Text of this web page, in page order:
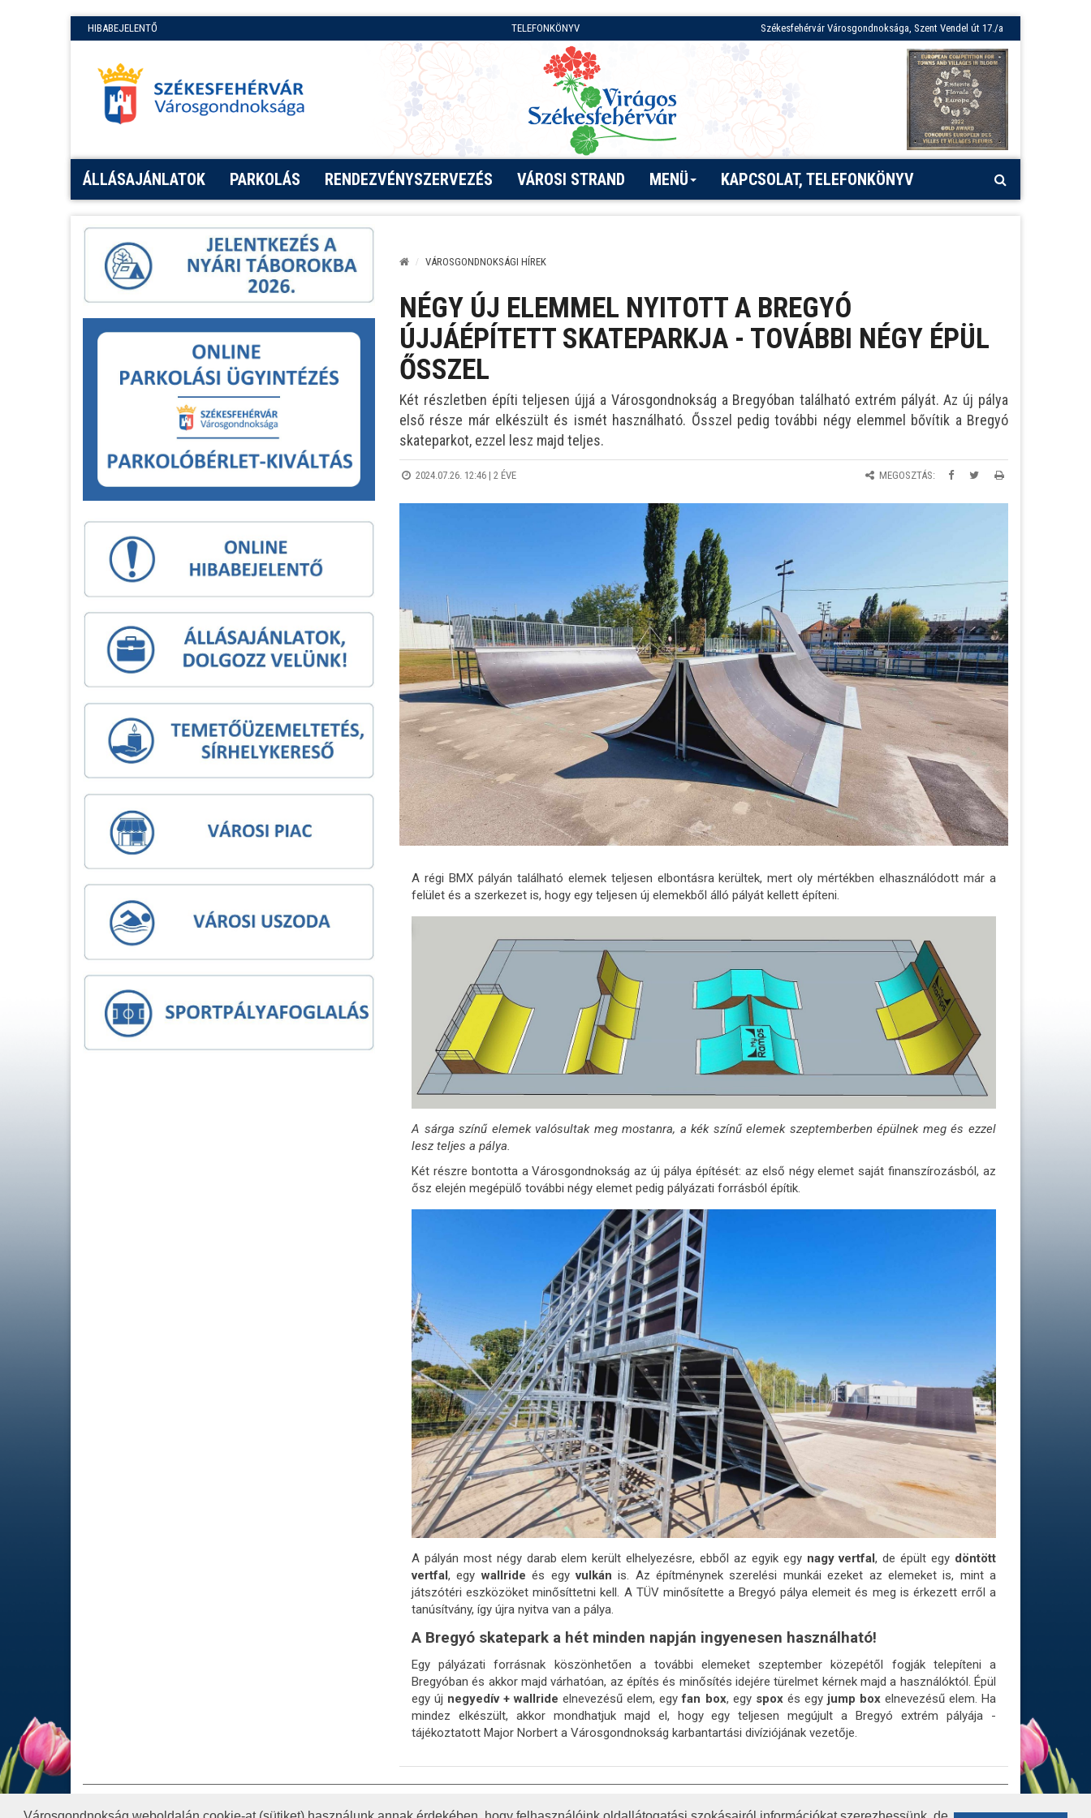
HIBABEJELENTŐ TELEFONKÖNYV Székesfehérvár Városgondnoksága, Szent Vendel út 17./a
ÁLLÁSAJÁNLATOK PARKOLÁS RENDEZVÉNYSZERVEZÉS VÁROSI STRAND MENÜ KAPCSOLAT, TELEFONKÖNYV
VÁROSGONDNOKSÁGI HÍREK
NÉGY ÚJ ELEMMEL NYITOTT A BREGYÓ
ÚJJÁÉPÍTETT SKATEPARKJA - TOVÁBBI NÉGY ÉPÜL
ŐSSZEL
Két részletben építi teljesen újjá a Városgondnokság a Bregyóban található extrém pályát. Az új pálya
első része már elkészült és ismét használható. Ősszel pedig további négy elemmel bővítik a Bregyó
skateparkot, ezzel lesz majd teljes.
2024.07.26. 12:46 | 2 ÉVE MEGOSZTÁS:
A régi BMX pályán található elemek teljesen elbontásra kerültek, mert oly mértékben elhasználódott már a
felület és a szerkezet is, hogy egy teljesen új elemekből álló pályát kellett építeni.
A sárga színű elemek valósultak meg mostanra, a kék színű elemek szeptemberben épülnek meg és ezzel
lesz teljes a pálya.
Két részre bontotta a Városgondnokság az új pálya építését: az első négy elemet saját finanszírozásból, az
ősz elején megépülő további négy elemet pedig pályázati forrásból építik.
A pályán most négy darab elem került elhelyezésre, ebből az egyik egy nagy vertfal, de épült egy döntött
vertfal, egywallride és egyvulkán is. Az építménynek szerelési munkái ezeket az elemeket is, mint a
játszótéri eszközöket minősíttetni kell. A TÜV minősítette a Bregyó pálya elemeit és meg is érkezett erről a
tanúsítvány, így újra nyitva van a pálya.
A Bregyó skatepark a hét minden napján ingyenesen használható!
Egy pályázati forrásnak köszönhetően a további elemeket szeptember közepétől fogják telepíteni a
Bregyóban és akkor majd várhatóan, az építés és minősítés idejére türelmet kérnek majd a használóktól. Épül
egy új negyedív + wallride elnevezésű elem, egyfan box, egy spoxés egy jump boxelnevezésű elem. Ha
mindez elkészült, akkor mondhatjuk majd el, hogy egy teljesen megújult a Bregyó extrém pályája -
tájékoztatott Major Norbert a Városgondnokság karbantartási divíziójának vezetője.